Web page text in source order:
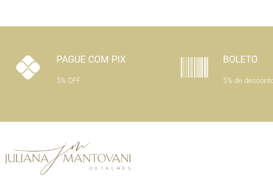
PAGUE COM PIX
5% OFF
BOLETO
5% de